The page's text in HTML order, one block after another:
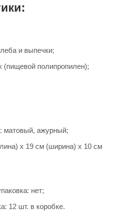
и выпечки;
(пищевой полипропилен);
матовый, ажурный;
х 19 см (ширина) х 10 см
нет;
12 шт. в коробке.